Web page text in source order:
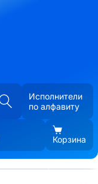
Исполнители
по алфавиту
Корзина